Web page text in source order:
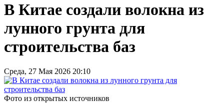
В Китае создали волокна из
лунного грунта для
строительства баз
Среда, 27 Мая 2026 20:10
Фото из открытых источников